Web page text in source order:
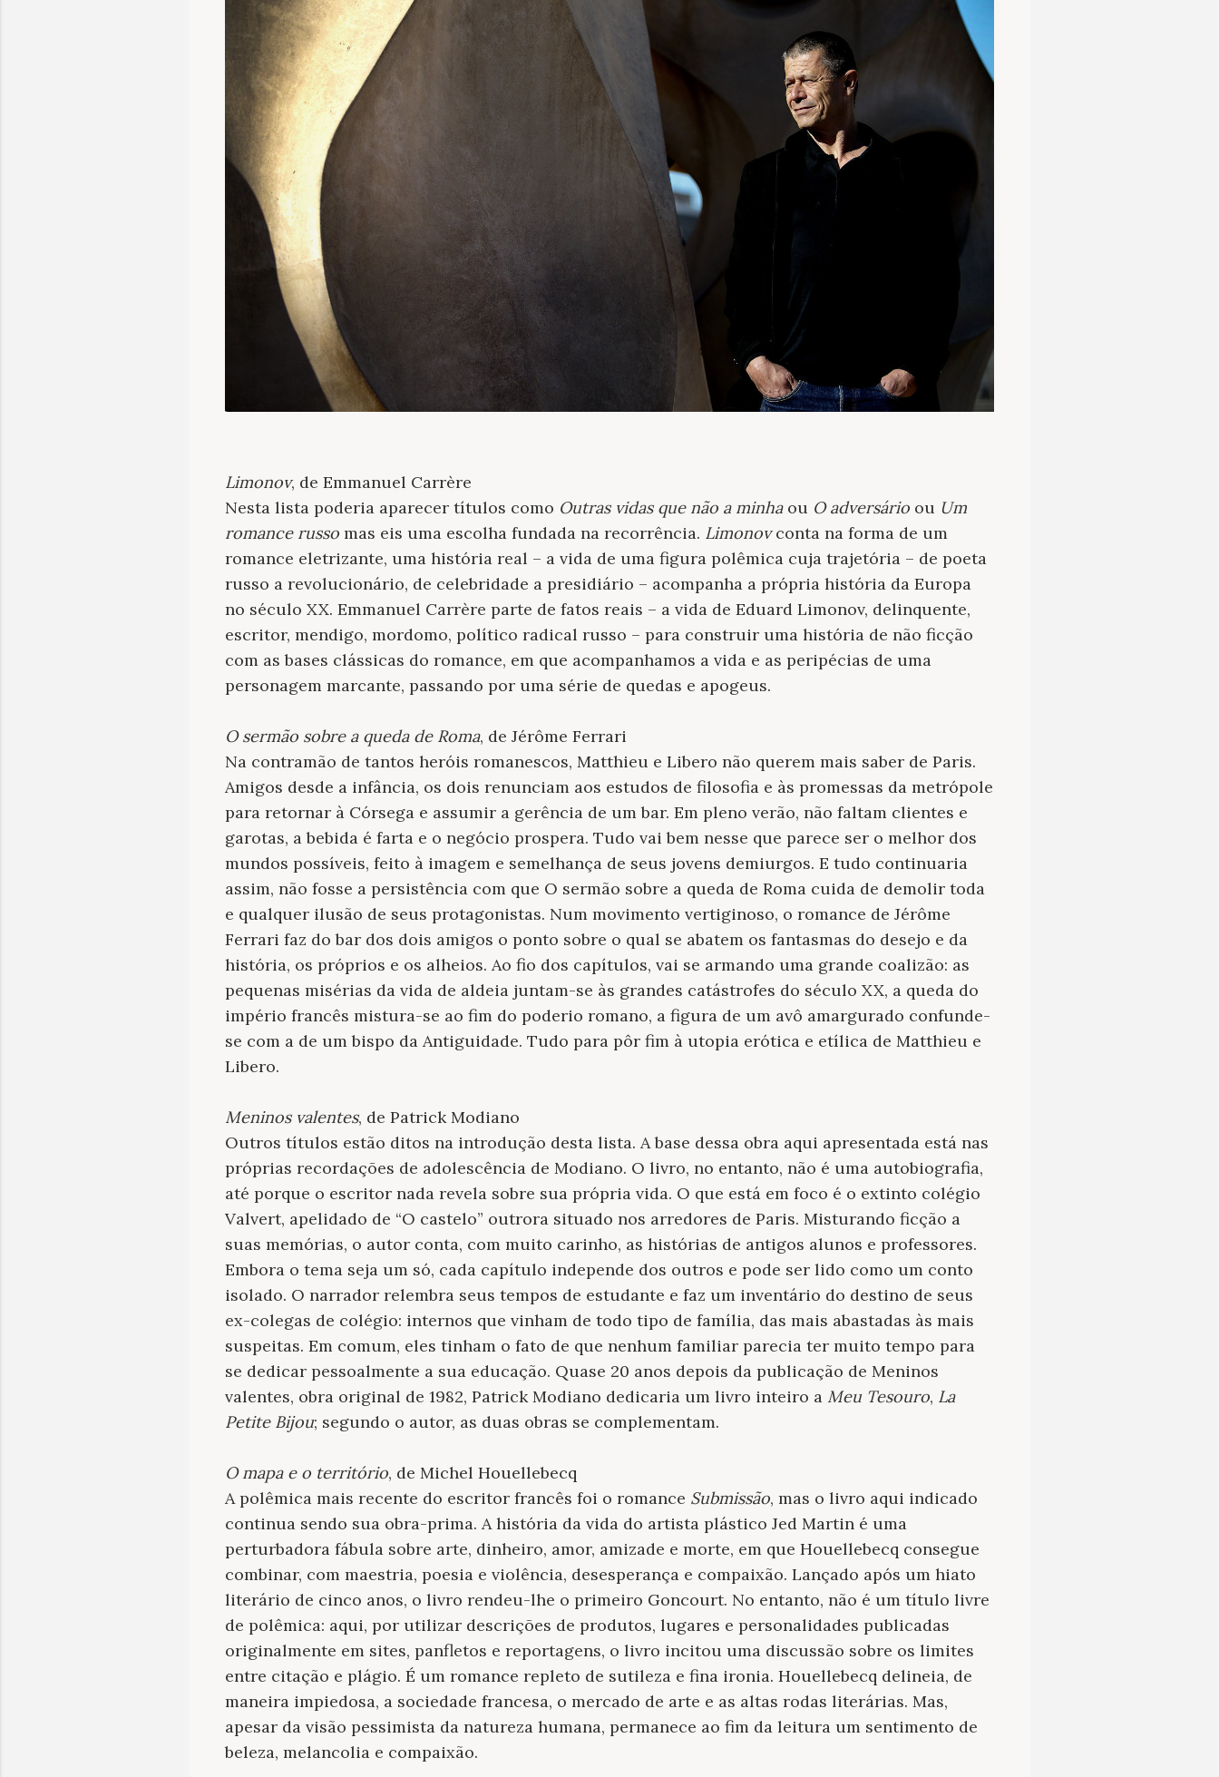
Limonov, de Emmanuel Carrère
Nesta lista poderia aparecer títulos como Outras vidas que não a minhaou O adversário ou Um
romance russo mas eis uma escolha fundada na recorrência. Limonovconta na forma de um
romance eletrizante, uma história real – a vida de uma figura polêmica cuja trajetória – de poeta
russo a revolucionário, de celebridade a presidiário – acompanha a própria história da Europa
no século XX. Emmanuel Carrère parte de fatos reais – a vida de Eduard Limonov, delinquente,
escritor, mendigo, mordomo, político radical russo – para construir uma história de não ficção
com as bases clássicas do romance, em que acompanhamos a vida e as peripécias de uma
personagem marcante, passando por uma série de quedas e apogeus.
O sermão sobre a queda de Roma, de Jérôme Ferrari
Na contramão de tantos heróis romanescos, Matthieu e Libero não querem mais saber de Paris.
Amigos desde a infância, os dois renunciam aos estudos de filosofia e às promessas da metrópole
para retornar à Córsega e assumir a gerência de um bar. Em pleno verão, não faltam clientes e
garotas, a bebida é farta e o negócio prospera. Tudo vai bem nesse que parece ser o melhor dos
mundos possíveis, feito à imagem e semelhança de seus jovens demiurgos. E tudo continuaria
assim, não fosse a persistência com que O sermão sobre a queda de Roma cuida de demolir toda
e qualquer ilusão de seus protagonistas. Num movimento vertiginoso, o romance de Jérôme
Ferrari faz do bar dos dois amigos o ponto sobre o qual se abatem os fantasmas do desejo e da
história, os próprios e os alheios. Ao fio dos capítulos, vai se armando uma grande coalizão: as
pequenas misérias da vida de aldeia juntam-se às grandes catástrofes do século XX, a queda do
império francês mistura-se ao fim do poderio romano, a figura de um avô amargurado confunde-
se com a de um bispo da Antiguidade. Tudo para pôr fim à utopia erótica e etílica de Matthieu e
Libero.
Meninos valentes, de Patrick Modiano
Outros títulos estão ditos na introdução desta lista. A base dessa obra aqui apresentada está nas
próprias recordações de adolescência de Modiano. O livro, no entanto, não é uma autobiografia,
até porque o escritor nada revela sobre sua própria vida. O que está em foco é o extinto colégio
Valvert, apelidado de “O castelo” outrora situado nos arredores de Paris. Misturando ficção a
suas memórias, o autor conta, com muito carinho, as histórias de antigos alunos e professores.
Embora o tema seja um só, cada capítulo independe dos outros e pode ser lido como um conto
isolado. O narrador relembra seus tempos de estudante e faz um inventário do destino de seus
ex-colegas de colégio: internos que vinham de todo tipo de família, das mais abastadas às mais
suspeitas. Em comum, eles tinham o fato de que nenhum familiar parecia ter muito tempo para
se dedicar pessoalmente a sua educação. Quase 20 anos depois da publicação de Meninos
valentes, obra original de 1982, Patrick Modiano dedicaria um livro inteiro a Meu Tesouro, La
Petite Bijou; segundo o autor, as duas obras se complementam.
O mapa e o território, de Michel Houellebecq
A polêmica mais recente do escritor francês foi o romance Submissão, mas o livro aqui indicado
continua sendo sua obra-prima. A história da vida do artista plástico Jed Martin é uma
perturbadora fábula sobre arte, dinheiro, amor, amizade e morte, em que Houellebecq consegue
combinar, com maestria, poesia e violência, desesperança e compaixão. Lançado após um hiato
literário de cinco anos, o livro rendeu-lhe o primeiro Goncourt. No entanto, não é um título livre
de polêmica: aqui, por utilizar descrições de produtos, lugares e personalidades publicadas
originalmente em sites, panfletos e reportagens, o livro incitou uma discussão sobre os limites
entre citação e plágio. É um romance repleto de sutileza e fina ironia. Houellebecq delineia, de
maneira impiedosa, a sociedade francesa, o mercado de arte e as altas rodas literárias. Mas,
apesar da visão pessimista da natureza humana, permanece ao fim da leitura um sentimento de
beleza, melancolia e compaixão.